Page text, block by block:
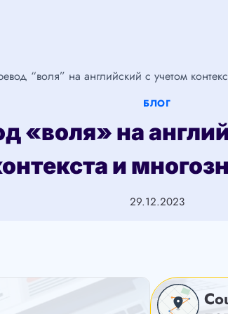
“воля” на английский с учетом
БЛОГ
«воля» на
и
29.12.2023